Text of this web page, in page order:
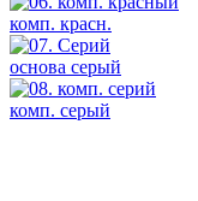
комп. красн.
основа серый
комп. серый